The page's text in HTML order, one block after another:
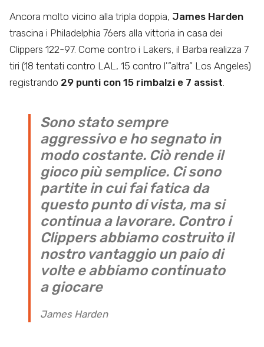
Ancora molto vicino alla tripla doppia, James Harden
trascina i Philadelphia 76ers alla vittoria in casa dei
Clippers 122-97. Come contro i Lakers, il Barba realizza 7
tiri (18 tentati contro LAL, 15 contro l'”altra” Los Angeles)
registrando 29 punti con 15 rimbalzi e 7 assist
Sono stato sempre
aggressivo e ho segnato in
modo costante. Ciò rende il
gioco più semplice. Ci sono
partite in cui fai fatica da
questo punto di vista, ma si
continua a lavorare. Contro i
Clippers abbiamo costruito il
nostro vantaggio un paio di
volte e abbiamo continuato
a giocare
James Harden